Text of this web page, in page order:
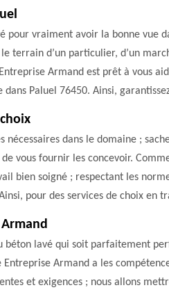
vraiment avoir la bonne vue
terrain d’un particulier, d’un
Armand est prêt à vous
Paluel 76450. Ainsi,
dans le domaine ;
vous fournir les concevoir.
bien soigné ; respectant les
pour des services de choix
béton lavé qui soit parfaitement
Armand a les
et exigences ; nous allons